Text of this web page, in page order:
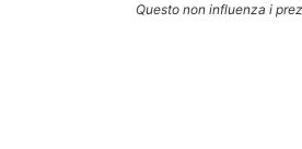
Questo non influenza i